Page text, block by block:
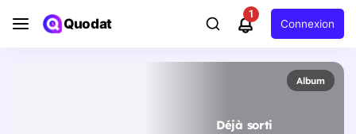
Quodat
1
Connexion
Album
Déjà sorti